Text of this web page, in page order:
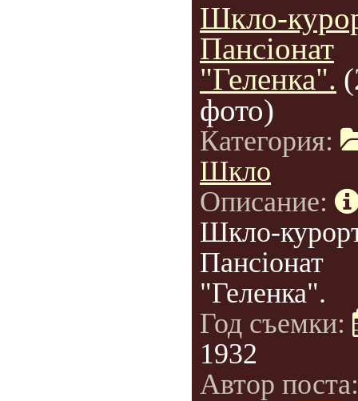
Шкло-
Пансіонат
"Геленка".
фото)
Категория:
Шкло
Описание:
Шкло-
Пансіонат
"Геленка".
Год съемки:
1932
Автор